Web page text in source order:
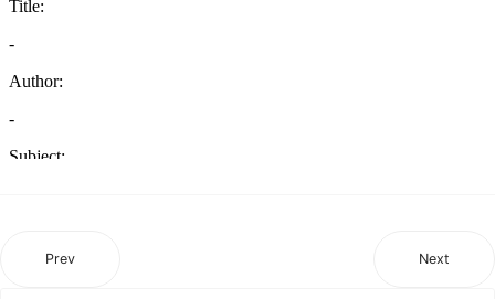
Prev Next